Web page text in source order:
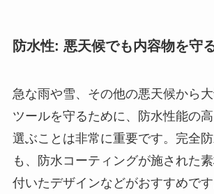
防水性: 悪天候でも内容物を守
急な雨や雪、その他の悪天候から
ツールを守るために、防水性能の
選ぶことは非常に重要です。完全
も、防水コーティングが施された
付いたデザインなどがおすすめです